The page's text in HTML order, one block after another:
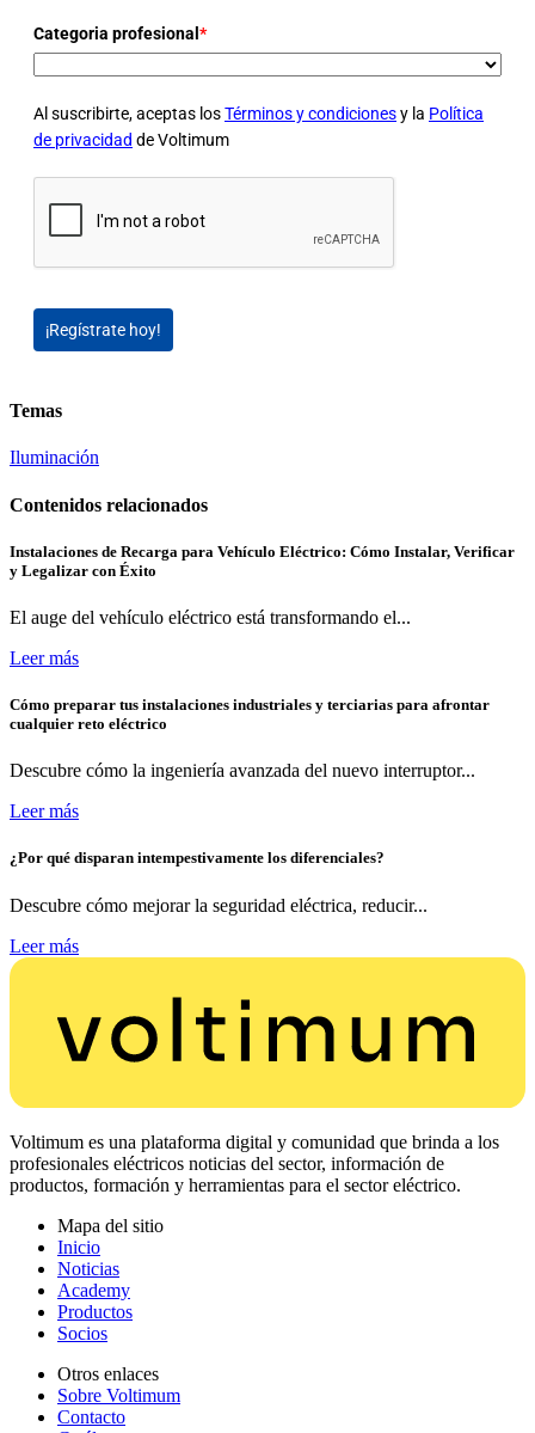
Categoria profesional *
Al suscribirte, aceptas losTérminos y condicionesy la Política
de privacidad de Voltimum
¡Regístrate hoy!
Temas
Iluminación
Contenidos relacionados
Instalaciones de Recarga para Vehículo Eléctrico: Cómo Instalar, Verificar
y Legalizar con Éxito
El auge del vehículo eléctrico está transformando el...
Leer más
Cómo preparar tus instalaciones industriales y terciarias para afrontar
cualquier reto eléctrico
Descubre cómo la ingeniería avanzada del nuevo interruptor...
Leer más
¿Por qué disparan intempestivamente los diferenciales?
Descubre cómo mejorar la seguridad eléctrica, reducir...
Leer más
Voltimum es una plataforma digital y comunidad que brinda a los
profesionales eléctricos noticias del sector, información de
productos, formación y herramientas para el sector eléctrico.
Mapa del sitio
Inicio
Noticias
Academy
Productos
Socios
Otros enlaces
Sobre Voltimum
Contacto